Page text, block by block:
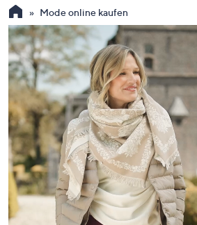
Sie
die
Pfeiltasten
nach
oben
und
nach
unten
oder
wischen
Sie
auf
Touch-
Mode online kaufen